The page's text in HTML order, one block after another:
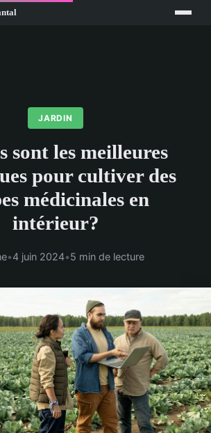
JARDIN
sont les meilleures
pour cultiver des
médicinales en
intérieur?
•4 juin 2024•5 min de lecture